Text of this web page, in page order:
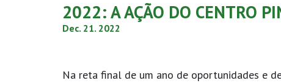
2022: A AÇÃO DO CENTRO
Dec. 21. 2022
Na reta final de um ano de oportunidades e